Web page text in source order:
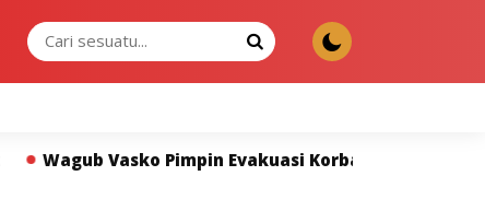
Evakuasi Korban Banjir di Padang, Kelompok